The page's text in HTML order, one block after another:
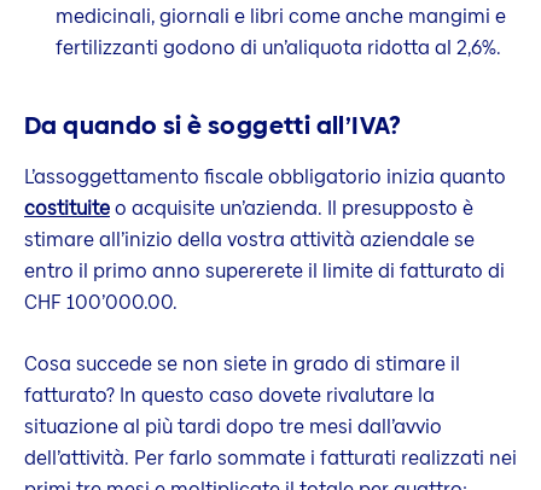
medicinali, giornali e libri come anche mangimi e
fertilizzanti godono di un’aliquota ridotta al 2,6%.
Da quando si è soggetti all’IVA?
L’assoggettamento fiscale obbligatorio inizia quanto
costituiteo acquisite un’azienda. Il presupposto è
stimare all’inizio della vostra attività aziendale se
entro il primo anno supererete il limite di fatturato di
CHF 100’000.00.
Cosa succede se non siete in grado di stimare il
fatturato? In questo caso dovete rivalutare la
situazione al più tardi dopo tre mesi dall’avvio
dell’attività. Per farlo sommate i fatturati realizzati nei